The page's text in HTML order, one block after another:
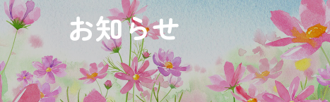
採用情報
介護事業
デイサービスセンター 合歓の郷
ヘルパーステーション 合歓の郷
さくらこども園
（保育所型認
育成事業・
高角放課後児
お知らせ